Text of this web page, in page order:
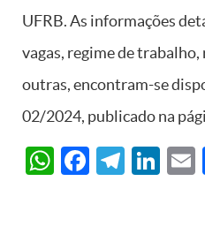
UFRB. As informações
vagas, regime de
outras, encontram-se
02/2024, publicado na
WhatsApp